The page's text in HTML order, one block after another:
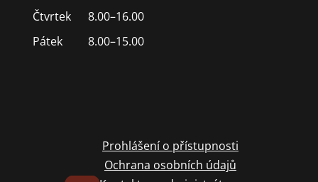
Čtvrtek
8.00–16.00
Pátek
8.00–15.00
Prohlášení o přístupnosti
Ochrana osobních údajů